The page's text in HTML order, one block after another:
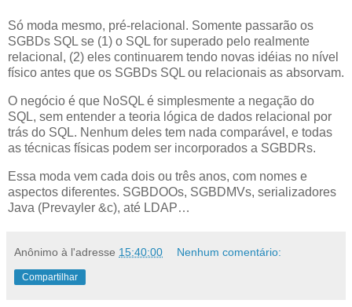
Só moda mesmo, pré-relacional. Somente passarão os
SGBDs SQL se (1) o SQL for superado pelo realmente
relacional, (2) eles continuarem tendo novas idéias no nível
físico antes que os SGBDs SQL ou relacionais as absorvam.
O negócio é que NoSQL é simplesmente a negação do
SQL, sem entender a teoria lógica de dados relacional por
trás do SQL. Nenhum deles tem nada comparável, e todas
as técnicas físicas podem ser incorporados a SGBDRs.
Essa moda vem cada dois ou três anos, com nomes e
aspectos diferentes. SGBDOOs, SGBDMVs, serializadores
Java (Prevayler &c), até LDAP…
Anônimo à l'adresse 15:40:00 Nenhum comentário:
Compartilhar